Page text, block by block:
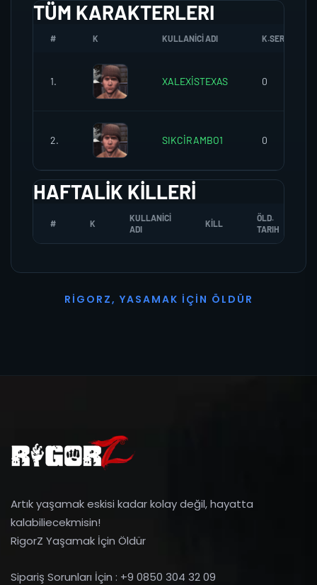
TÜM KARAKTERLERI
# K KULLANICI ADI K.SEREFI
1. XALEXİSTEXAS 0
2. SIKCİRAMBO1 0
HAFTALIK KILLERI
# K
KULLANICI
ADI
KILL
ÖLD.
TARIH
R I G O R Z, YASAMAK İ ÇI N Ö L D Ü R
Artık yaşamak eskisi kadar kolay değil, hayatta
kalabiliecekmisin!
RigorZ Yaşamak İçin Öldür
Sipariş Sorunları İçin : +9 0850 304 32 09